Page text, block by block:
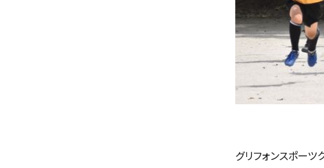
グリフォンスポーツ